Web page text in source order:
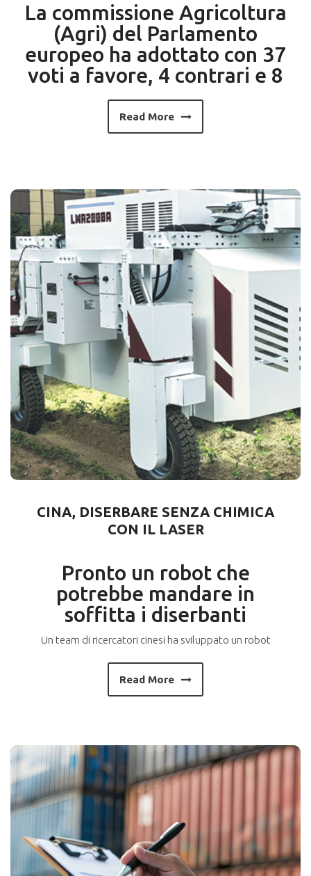
La commissione Agricoltura
(Agri) del Parlamento
europeo ha adottato con 37
voti a favore, 4 contrari e 8
Read More
CINA, DISERBARE SENZA CHIMICA
CON IL LASER
Pronto un robot che
potrebbe mandare in
soffitta i diserbanti
Un team di ricercatori cinesi ha sviluppato un robot
Read More